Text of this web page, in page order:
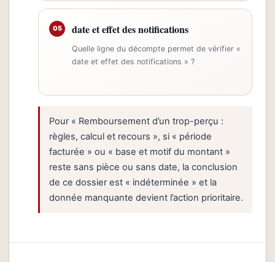
05 date et effet des notifications
Quelle ligne du décompte permet de vérifier «
date et effet des notifications » ?
Pour « Remboursement d’un trop-perçu :
règles, calcul et recours », si « période
facturée » ou « base et motif du montant »
reste sans pièce ou sans date, la conclusion
de ce dossier est « indéterminée » et la
donnée manquante devient l’action prioritaire.